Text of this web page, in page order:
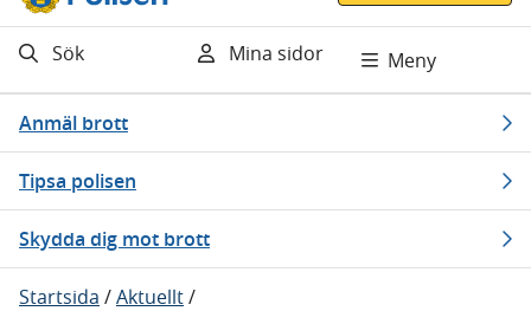
Sök Mina sidor Meny
Anmäl brott
Tipsa polisen
Skydda dig mot brott
Startsida /Aktuellt/